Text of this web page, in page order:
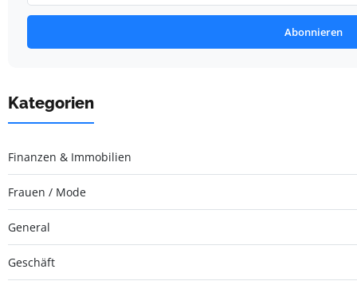
Abonnieren
Kategorien
Finanzen & Immobilien
Frauen / Mode
General
Geschäft